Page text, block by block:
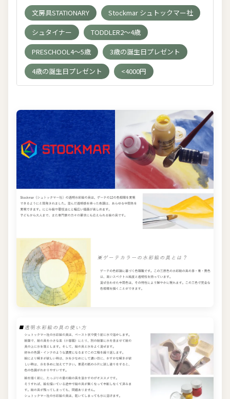
文房具STATIONARY
Stockmar シュトックマー社
シュタイナー
TODDLER2～4歳
PRESCHOOL4～5歳
3歳の誕生日プレゼント
4歳の誕生日プレゼント
<4000円